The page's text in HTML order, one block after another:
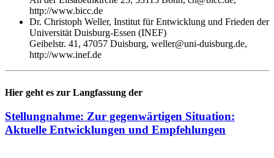
http://www.bicc.de
Dr. Christoph Weller, Institut für Entwicklung und Frieden der
Universität Duisburg-Essen (INEF)
Geibelstr. 41, 47057 Duisburg, weller@uni-duisburg.de,
http://www.inef.de
Hier geht es zur Langfassung der
Stellungnahme: Zur gegenwärtigen Situation:
Aktuelle Entwicklungen und Empfehlungen